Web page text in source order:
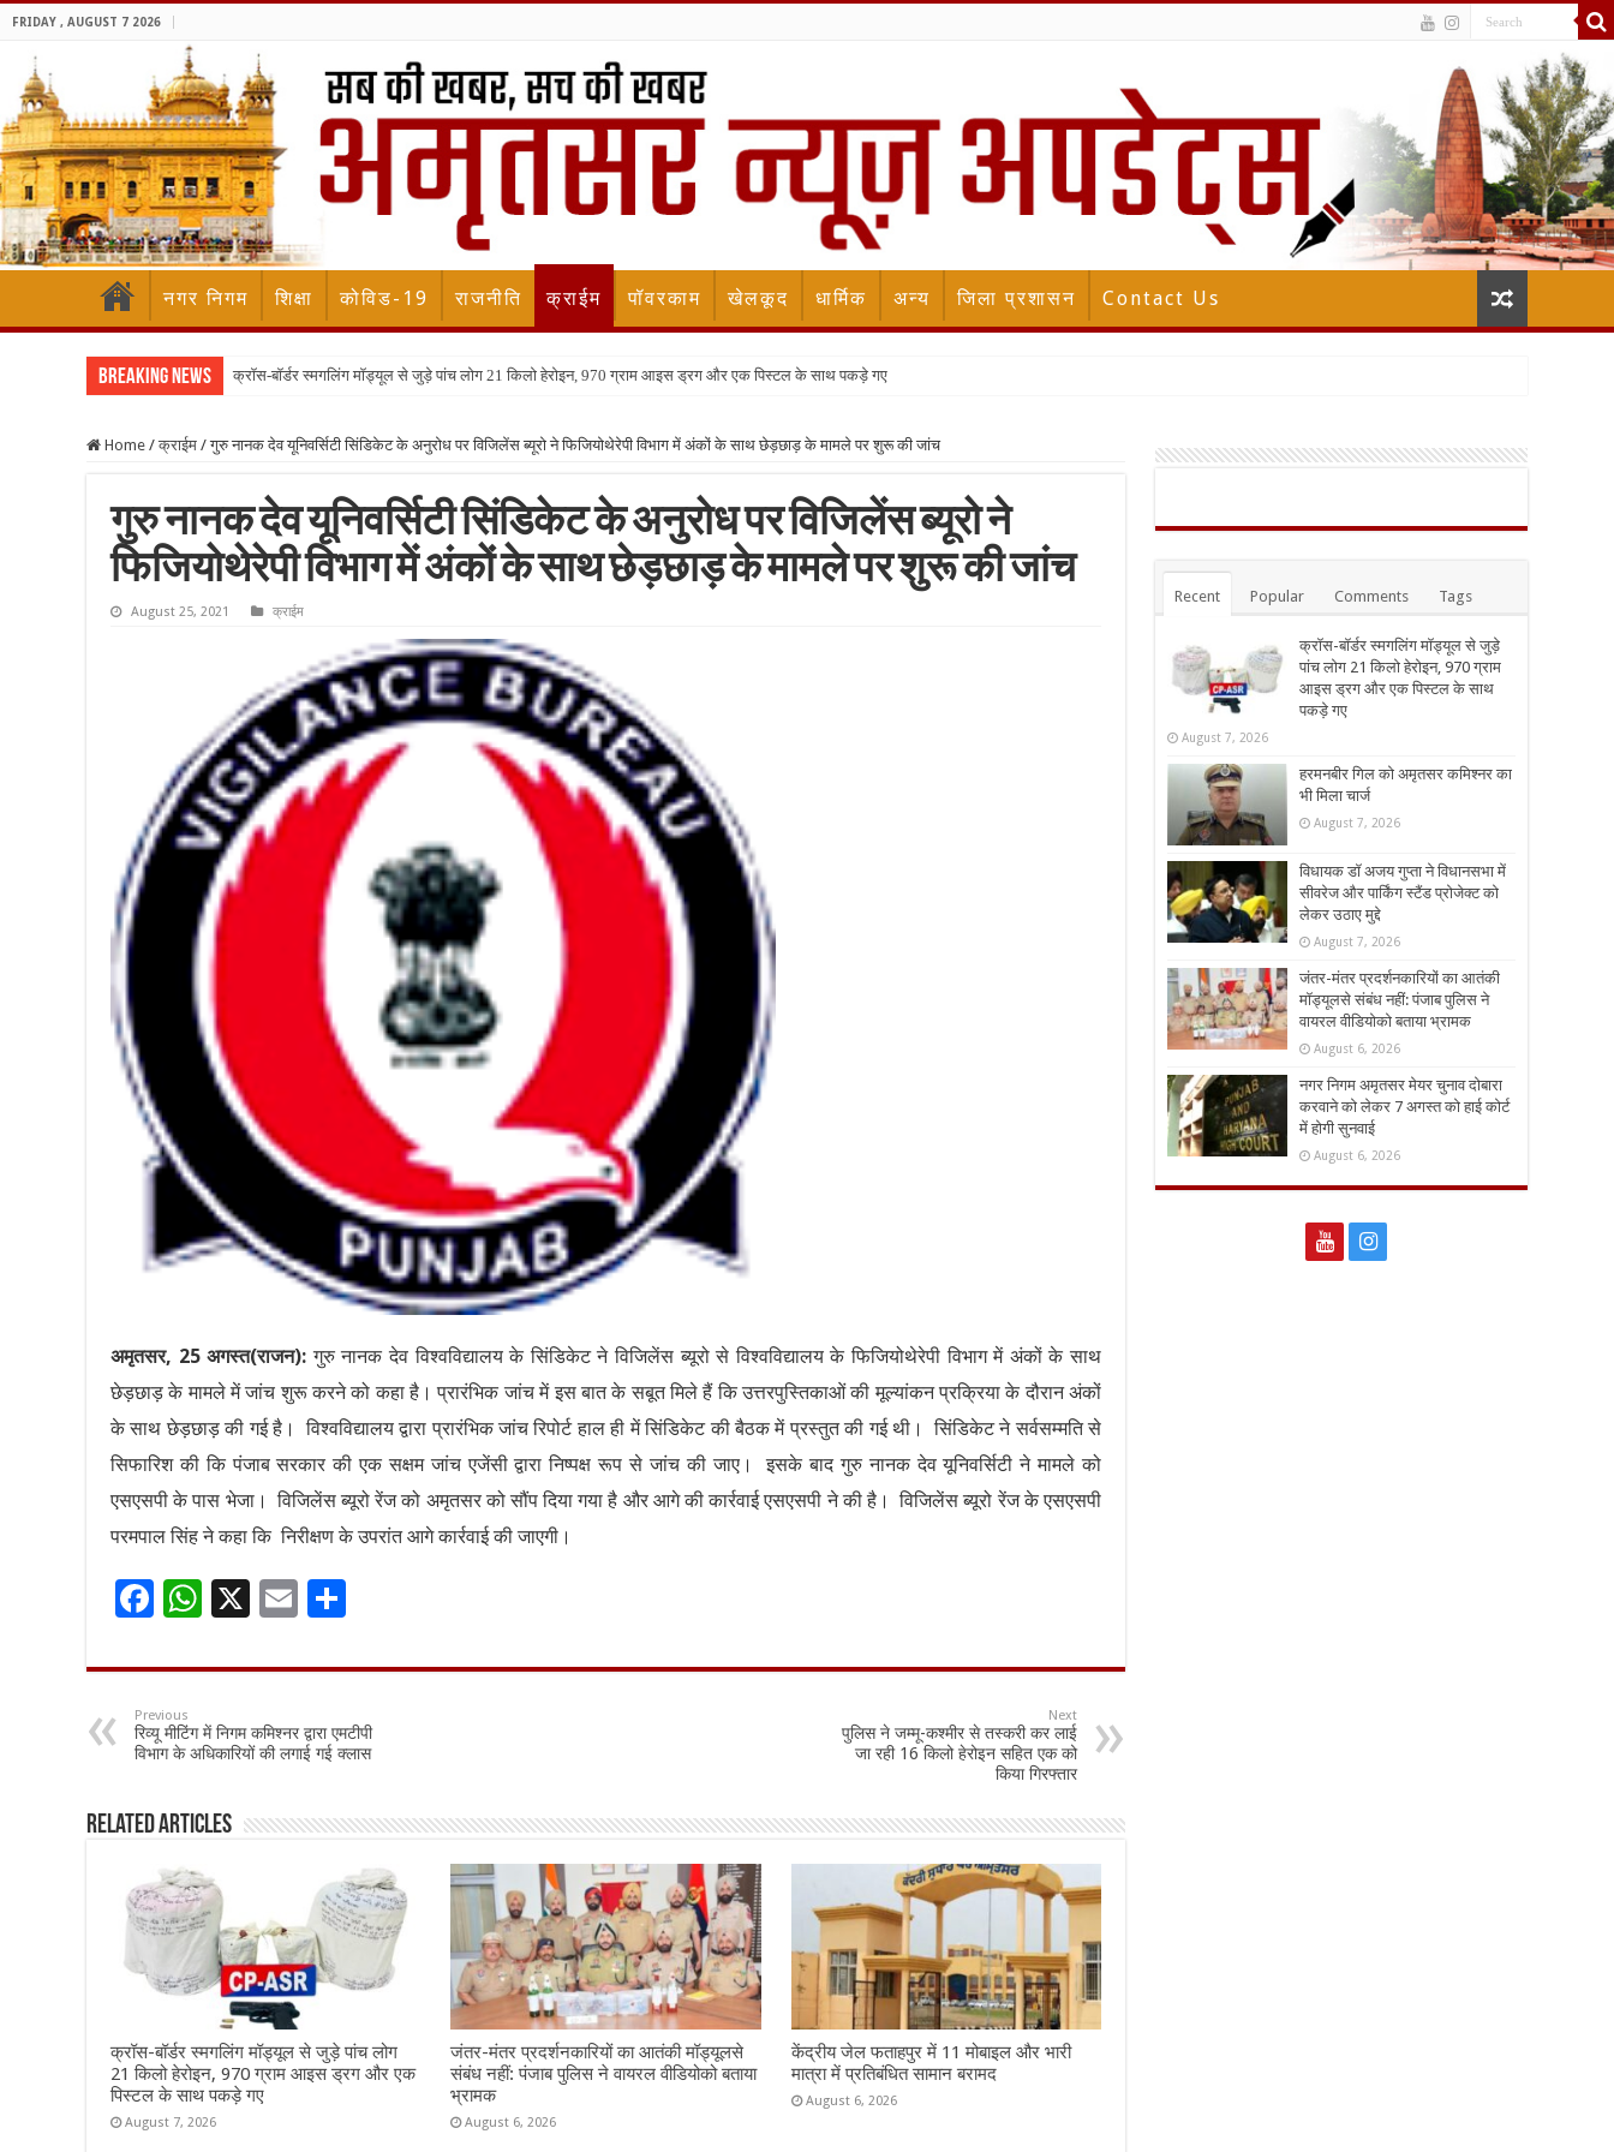
FRIDAY , AUGUST 7 2026
नगर निगम शिक्षा कोविड-19 राजनीति क्राईम पॉवरकाम खेलकूद धार्मिक अन्य जिला प्रशासन Contact Us
Breaking News क्रॉस-बॉर्डर स्मगलिंग मॉड्यूल से जुड़े पांच लोग 21 किलो हेरोइन, 970 ग्राम आइस ड्रग और एक पिस्टल के साथ पकड़े गए
Home / क्राईम / गुरु नानक देव यूनिवर्सिटी सिंडिकेट के अनुरोध पर विजिलेंस ब्यूरो ने फिजियोथेरेपी विभाग में अंकों के साथ छेड़छाड़ के मामले पर शुरू की जांच
गुरु नानक देव यूनिवर्सिटी सिंडिकेट के अनुरोध पर विजिलेंस ब्यूरो ने
फिजियोथेरेपी विभाग में अंकों के साथ छेड़छाड़ के मामले पर शुरू की जांच
August 25, 2021 क्राईम
अमृतसर, 25 अगस्त(राजन): गुरु नानक देव विश्वविद्यालय के सिंडिकेट ने विजिलेंस ब्यूरो से विश्वविद्यालय के फिजियोथेरेपी विभाग में अंकों के साथ
छेड़छाड़ के मामले में जांच शुरू करने को कहा है। प्रारंभिक जांच में इस बात के सबूत मिले हैं कि उत्तरपुस्तिकाओं की मूल्यांकन प्रक्रिया के दौरान अंकों
के साथ छेड़छाड़ की गई है। विश्वविद्यालय द्वारा प्रारंभिक जांच रिपोर्ट हाल ही में सिंडिकेट की बैठक में प्रस्तुत की गई थी। सिंडिकेट ने सर्वसम्मति से
सिफारिश की कि पंजाब सरकार की एक सक्षम जांच एजेंसी द्वारा निष्पक्ष रूप से जांच की जाए। इसके बाद गुरु नानक देव यूनिवर्सिटी ने मामले को
एसएसपी के पास भेजा। विजिलेंस ब्यूरो रेंज को अमृतसर को सौंप दिया गया है और आगे की कार्रवाई एसएसपी ने की है। विजिलेंस ब्यूरो रेंज के एसएसपी
परमपाल सिंह ने कहा कि निरीक्षण के उपरांत आगे कार्रवाई की जाएगी।
F
e
b
o
k
W
at
sA
p
X
E
ai ar
e
Previous
रिव्यू मीटिंग में निगम कमिश्नर द्वारा एमटीपी
विभाग के अधिकारियों की लगाई गई क्लास
Next
पुलिस ने जम्मू-कश्मीर से तस्करी कर लाई
जा रही 16 किलो हेरोइन सहित एक को
किया गिरफ्तार
Related Articles
क्रॉस-बॉर्डर स्मगलिंग मॉड्यूल से जुड़े पांच लोग
21 किलो हेरोइन, 970 ग्राम आइस ड्रग और एक
पिस्टल के साथ पकड़े गए
August 7, 2026
जंतर-मंतर प्रदर्शनकारियों का आतंकी मॉड्यूलसे
संबंध नहीं: पंजाब पुलिस ने वायरल वीडियोको बताया
भ्रामक
August 6, 2026
केंद्रीय जेल फताहपुर में 11 मोबाइल और भारी
मात्रा में प्रतिबंधित सामान बरामद
August 6, 2026
Recent Popular Comments Tags
क्रॉस-बॉर्डर स्मगलिंग मॉड्यूल से जुड़े
पांच लोग 21 किलो हेरोइन, 970 ग्राम
आइस ड्रग और एक पिस्टल के साथ
पकड़े गए
August 7, 2026
हरमनबीर गिल को अमृतसर कमिश्नर का
भी मिला चार्ज
August 7, 2026
विधायक डॉ अजय गुप्ता ने विधानसभा में
सीवरेज और पार्किंग स्टैंड प्रोजेक्ट को
लेकर उठाए मुद्दे
August 7, 2026
जंतर-मंतर प्रदर्शनकारियों का आतंकी
मॉड्यूलसे संबंध नहीं: पंजाब पुलिस ने
वायरल वीडियोको बताया भ्रामक
August 6, 2026
नगर निगम अमृतसर मेयर चुनाव दोबारा
करवाने को लेकर 7 अगस्त को हाई कोर्ट
में होगी सुनवाई
August 6, 2026